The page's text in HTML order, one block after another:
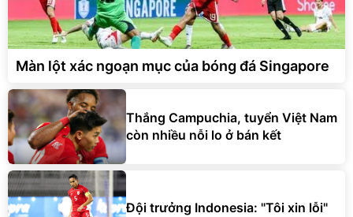
Màn lột xác ngoạn mục của bóng đá Singapore
Thắng Campuchia, tuyển Việt Nam
còn nhiều nỗi lo ở bán kết
Đội trưởng Indonesia: "Tôi xin lỗi"